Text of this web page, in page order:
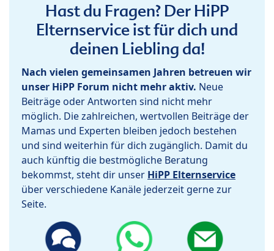
Hast du Fragen? Der HiPP
Elternservice ist für dich und
deinen Liebling da!
Nach vielen gemeinsamen Jahren betreuen wir
unser HiPP Forum nicht mehr aktiv. Neue
Beiträge oder Antworten sind nicht mehr
möglich. Die zahlreichen, wertvollen Beiträge der
Mamas und Experten bleiben jedoch bestehen
und sind weiterhin für dich zugänglich. Damit du
auch künftig die bestmögliche Beratung
bekommst, steht dir unser HiPP Elternservice
über verschiedene Kanäle jederzeit gerne zur
Seite.